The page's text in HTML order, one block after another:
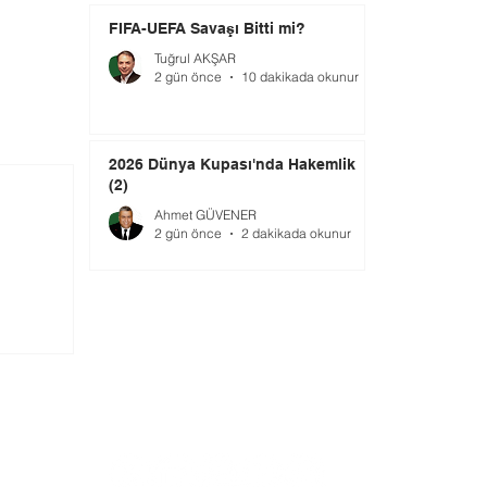
FIFA-UEFA Savaşı Bitti mi?
Tuğrul AKŞAR
2 gün önce
10 dakikada okunur
2026 Dünya Kupası'nda Hakemlik
(2)
Ahmet GÜVENER
2 gün önce
2 dakikada okunur